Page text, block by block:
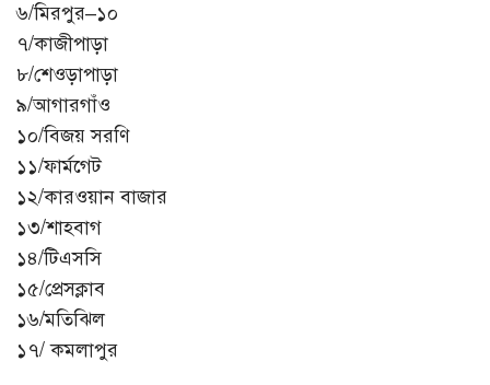
৬/মিরপুর–১০
৭/কাজীপাড়া
৮/শেওড়াপাড়া
৯/আগারগাঁও
১০/বিজয় সরণি
১১/ফার্মগেট
১২/কারওয়ান বাজার
১৩/শাহবাগ
১৪/টিএসসি
১৫/প্রেসক্লাব
১৬/মতিঝিল
১৭/ কমলাপুর